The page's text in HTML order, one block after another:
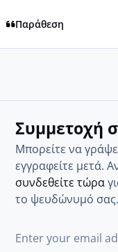
Παράθεση
Συμμετοχή
Μπορείτε να
εγγραφείτε μετά.
συνδεθείτε τώρα
το ψευδώνυμό σας.